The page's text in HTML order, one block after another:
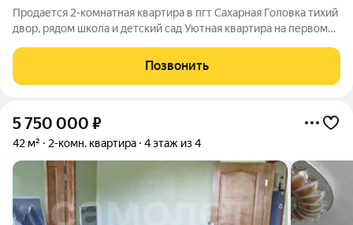
Продается 2-комнатная квартира в пгт Сахарная Головка тихий
двор, рядом школа и детский сад Уютная квартира на первом
пешком: магазин, школа, детский сад, Дом культуры. Квартира
полностью готова
Позвонить
5 750 000 ₽
42 м² 2-комн. квартира 4 этаж из 4